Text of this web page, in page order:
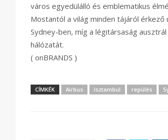
város egyedülálló és emblematikus
Mostantól a világ minden tájáról
Sydney-ben, míg a légitársaság
hálózatát.
( onBRANDS )
CÍMKÉK Airbus Isztambul repülés